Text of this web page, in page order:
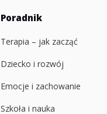
Poradnik
Terapia – jak zacząć
Dziecko i rozwój
Emocje i zachowanie
Szkoła i nauka